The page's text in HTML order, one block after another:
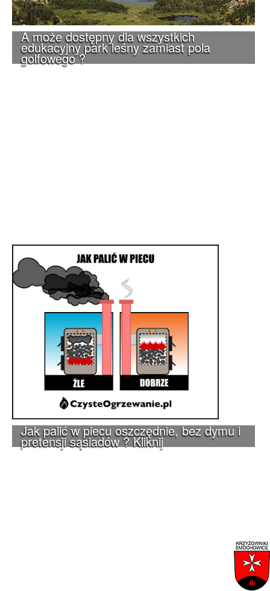
A może dostępny dla wszystkich
edukacyjny park leśny zamiast pola
golfowego ?
Jak palić w piecu oszczędnie, bez dymu i
pretensji sąsiadów ? Kliknij